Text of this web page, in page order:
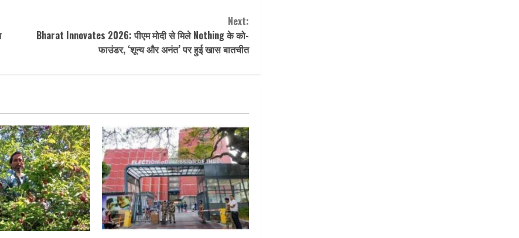
Next:
Bharat Innovates 2026: पीएम मोदी से मिले Nothing के को-
फाउंडर, ‘शून्य और अनंत’ पर हुई खास बातचीत